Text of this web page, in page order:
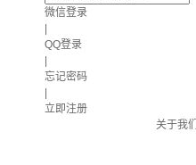
微信登录
QQ登录
忘记密码
立即注册
关于我们